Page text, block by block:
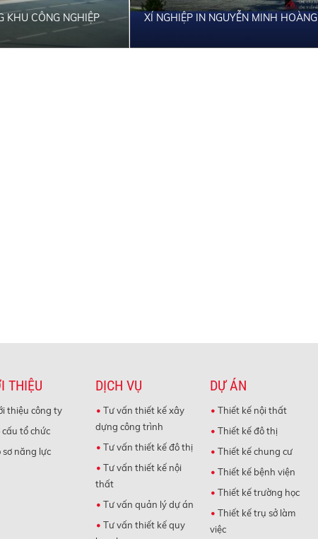
KHU CÔNG NGHIỆP
XÍ NGHIỆP IN NGUYỄN MINH HOÀNG
THIỆU
thiệu công ty
cấu tổ chức
sơ năng lực
DỊCH VỤ
Tư vấn thiết kế xây
dựng công trình
Tư vấn thiết kế đô thị
Tư vấn thiết kế nội
thất
Tư vấn quản lý dự án
Tư vấn thiết kế quy
DỰ ÁN
Thiết kế nội thất
Thiết kế đô thị
Thiết kế chung cư
Thiết kế bệnh viện
Thiết kế trường học
Thiết kế trụ sở làm
việc